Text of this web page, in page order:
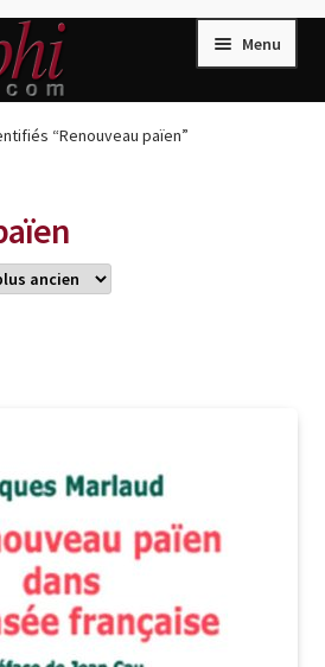
Menu
“Renouveau païen”